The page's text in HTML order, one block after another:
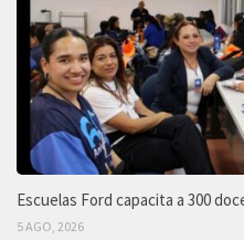
Escuelas Ford capacita a 300
5 AGO, 2026